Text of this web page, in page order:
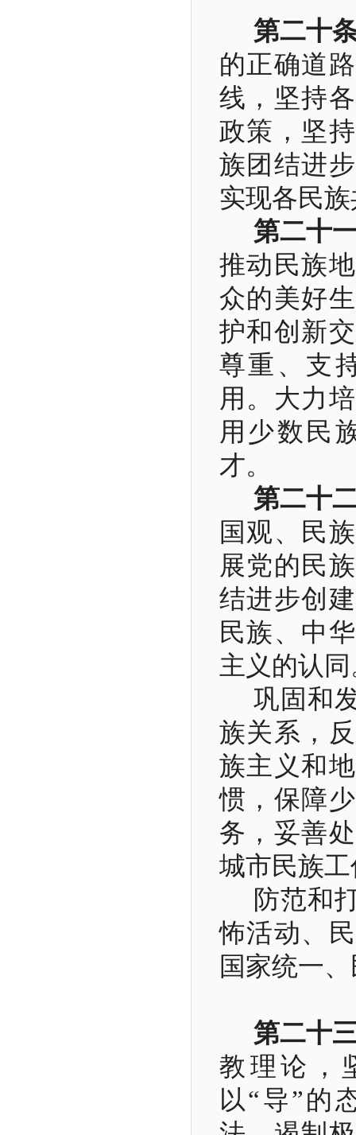
第二十
的正确道
线，坚持
政策，坚
族团结进
实现各民
第二十
推动民族
众的美好
护和创新
尊重、支
用。大力
用少数民
才。
第二十
国观、民
展党的民
结进步创
民族、中
主义的认
巩固和
族关系，
族主义和
惯，保障
务，妥善
城市民族
防范和
怖活动、
国家统一
第二十
教理论，
以“导”的